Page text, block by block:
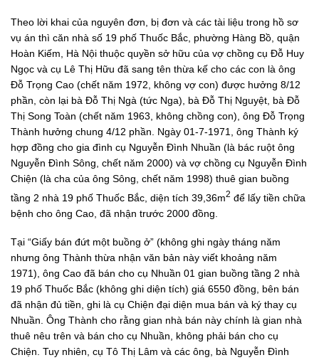
Theo lời khai của nguyên đơn, bị đơn và các tài liệu trong hồ sơ
vụ án thì căn nhà số 19 phố Thuốc Bắc, phường Hàng Bồ, quận
Hoàn Kiếm, Hà Nội thuộc quyền sở hữu của vợ chồng cụ Đỗ Huy
Ngọc và cụ Lê Thị Hữu đã sang tên thừa kế cho các con là ông
Đỗ Trọng Cao (chết năm 1972, không vợ con) được hưởng 8/12
phần, còn lại bà Đỗ Thị Ngà (tức Nga), bà Đỗ Thị Nguyệt, bà Đỗ
Thị Song Toàn (chết năm 1963, không chồng con), ông Đỗ Trọng
Thành hưởng chung 4/12 phần. Ngày 01-7-1971, ông Thành ký
hợp đồng cho gia đình cụ Nguyễn Đình Nhuần (là bác ruột ông
Nguyễn Đình Sông, chết năm 2000) và vợ chồng cụ Nguyễn Đình
Chiện (là cha của ông Sông, chết năm 1998) thuê gian buồng
tầng 2 nhà 19 phố Thuốc Bắc, diện tích 39,36m2 để lấy tiền chữa
bệnh cho ông Cao, đã nhận trước 2000 đồng.
Tại “Giấy bán đứt một buồng ở” (không ghi ngày tháng năm
nhưng ông Thành thừa nhận văn bản này viết khoảng năm
1971), ông Cao đã bán cho cụ Nhuần 01 gian buồng tầng 2 nhà
19 phố Thuốc Bắc (không ghi diện tích) giá 6550 đồng, bên bán
đã nhận đủ tiền, ghi là cụ Chiện đại diện mua bán và ký thay cụ
Nhuần. Ông Thành cho rằng gian nhà bán này chính là gian nhà
thuê nêu trên và bán cho cụ Nhuần, không phải bán cho cụ
Chiện. Tuy nhiên, cụ Tô Thị Lâm và các ông, bà Nguyễn Đình